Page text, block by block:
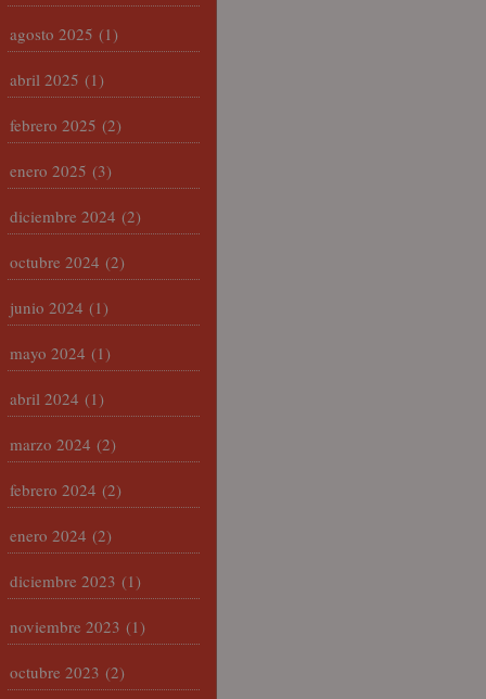
agosto 2025 (1)
abril 2025 (1)
febrero 2025 (2)
enero 2025 (3)
diciembre 2024 (2)
octubre 2024 (2)
junio 2024 (1)
mayo 2024 (1)
abril 2024 (1)
marzo 2024 (2)
febrero 2024 (2)
enero 2024 (2)
diciembre 2023 (1)
noviembre 2023 (1)
octubre 2023 (2)